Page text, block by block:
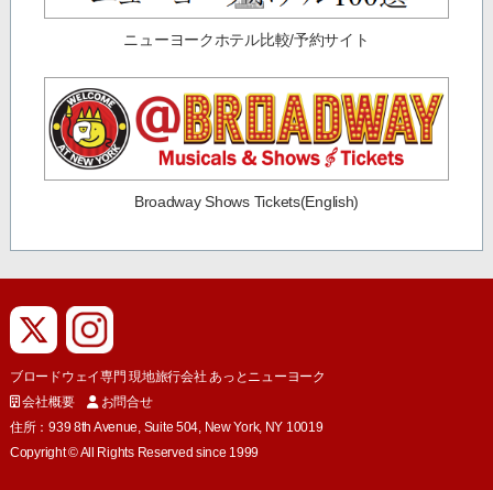
ニューヨークホテル比較/予約サイト
Broadway Shows Tickets(English)
ブロードウェイ専門 現地旅行会社 あっとニューヨーク
会社概要
お問合せ
住所：939 8th Avenue, Suite 504, New York, NY 10019
Copyright © All Rights Reserved since 1999